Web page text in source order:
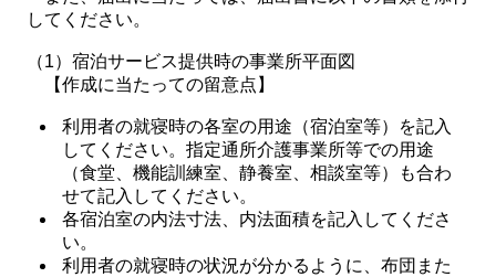
してください。
（1）宿泊サービス提供時の事業所平面図
【作成に当たっての留意点】
利用者の就寝時の各室の用途（宿泊室等）を記入
してください。指定通所介護事業所等での用途
（食堂、機能訓練室、静養室、相談室等）も合わ
せて記入してください。
各宿泊室の内法寸法、内法面積を記入してくださ
い。
利用者の就寝時の状況が分かるように、布団また